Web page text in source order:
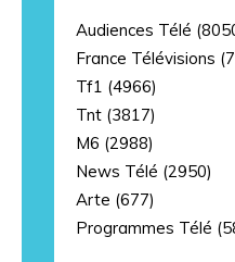
Audiences Télé
France Télévisions
Tf1 (4966)
Tnt (3817)
M6 (2988)
News Télé (2950)
Arte (677)
Programmes Télé